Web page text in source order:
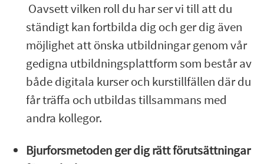
Oavsett vilken roll du har ser vi till att du
ständigt kan fortbilda dig och ger dig även
möjlighet att önska utbildningar genom vår
gedigna utbildningsplattform som består av
både digitala kurser och kurstillfällen där du
får träffa och utbildas tillsammans med
andra kollegor.
Bjurforsmetoden ger dig rätt förutsättningar